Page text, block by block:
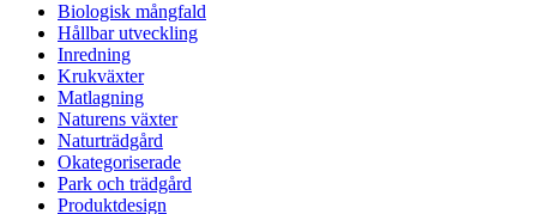
Biologisk mångfald
Hållbar utveckling
Inredning
Krukväxter
Matlagning
Naturens växter
Naturträdgård
Okategoriserade
Park och trädgård
Produktdesign